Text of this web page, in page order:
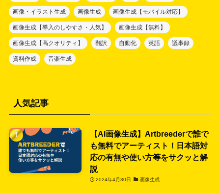
画像・イラスト生成 画像生成 画像生成【モバイル対応】
画像生成【導入のしやすさ・人気】 画像生成【無料】
画像生成【高クオリティ】 翻訳 自動化 英語 議事録
資料作成 音楽生成
人気記事
【AI画像生成】Artbreederで誰で
も無料でアーティスト！日本語対
応の有無や使い方等をサクッと解
説
2024年4月30日 画像生成